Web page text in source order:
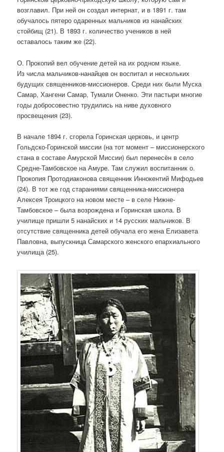
возглавил. При ней он создал интернат, и в 1891 г. там
обучалось пятеро одаренных мальчиков из нанайских
стойбищ (21). В 1893 г. количество учеников в ней
оставалось таким же (22).
О. Прокопий вел обучение детей на их родном языке.
Из числа мальчиков-нанайцев он воспитал и нескольких
будущих священников-миссионеров. Среди них были Муска
Самар, Хангени Самар, Тумали Оненко. Эти пастыри многие
годы добросовестно трудились на ниве духовного
просвещения (23).
В начале 1894 г. сгорела Горинская церковь, и центр
Гольдско-Горинской миссии (на тот момент – миссионерского
стана в составе Амурской Миссии) был перенесён в село
Средне-Тамбовское на Амуре. Там служил воспитанник о.
Прокопия Протодиаконова священник Иннокентий Мифодьев
(24). В тот же год стараниями священника-миссионера
Алексея Троицкого на новом месте – в селе Нижне-
Тамбовское – была возрождена и Горинская школа. В
училище пришли 5 нанайских и 14 русских мальчиков. В
отсутствие священника детей обучала его жена Елизавета
Павловна, выпускница Самарского женского епархиального
училища (25).